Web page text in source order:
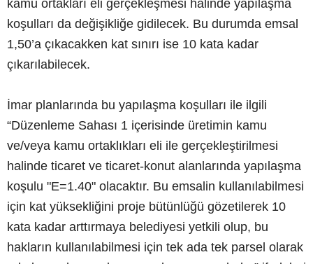
kamu ortakları eli gerçekleşmesi halinde yapılaşma
koşulları da değişikliğe gidilecek. Bu durumda emsal
1,50’a çıkacakken kat sınırı ise 10 kata kadar
çıkarılabilecek.
İmar planlarında bu yapılaşma koşulları ile ilgili
“Düzenleme Sahası 1 içerisinde üretimin kamu
ve/veya kamu ortaklıkları eli ile gerçekleştirilmesi
halinde ticaret ve ticaret-konut alanlarında yapılaşma
koşulu "E=1.40" olacaktır. Bu emsalin kullanılabilmesi
için kat yüksekliğini proje bütünlüğü gözetilerek 10
kata kadar arttırmaya belediyesi yetkili olup, bu
hakların kullanılabilmesi için tek ada tek parsel olarak